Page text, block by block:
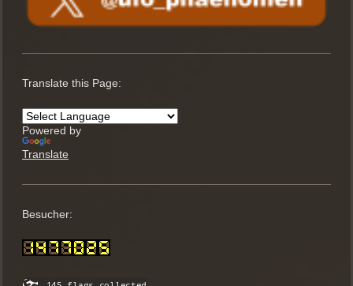
Translate this Page:
Powered by
Translate
Besucher: